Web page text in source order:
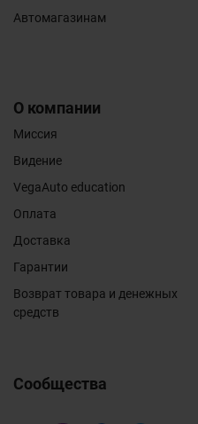
Автомагазинам
О компании
Миссия
Видение
VegaAuto education
Оплата
Доставка
Гарантии
Возврат товара и денежных
средств
Сообщества